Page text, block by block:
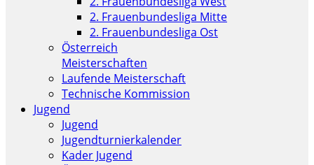
2. Frauenbundesliga Mitte
2. Frauenbundesliga Ost
Österreich
Meisterschaften
Laufende Meisterschaft
Technische Kommission
Jugend
Jugend
Jugendturnierkalender
Kader Jugend